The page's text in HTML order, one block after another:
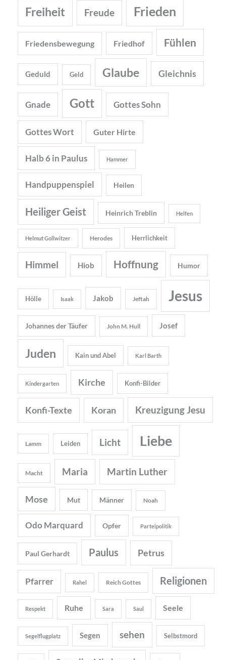
Freiheit Freude Frieden
Friedensbewegung Friedhof Fühlen
Geduld Geld Glaube Gleichnis
Gnade Gott Gottes Sohn
Gottes Wort Guter Hirte
Halb 6 in Paulus Hammer
Handpuppenspiel Heilen
Heiliger Geist Heinrich Treblin Helfen
Helmut Gollwitzer Herodes Herrlichkeit
Himmel Hiob Hoffnung Humor
Hölle Isaak Jakob Jeftah Jesus
Johannes der Täufer John M. Hull Josef
Juden Kain und Abel Karl Barth
Kindergarten Kirche Konfi-Bilder
Konfi-Texte Koran Kreuzigung Jesu
Lamm Leiden Licht Liebe
Macht Maria Martin Luther
Mose Mut Männer Noah
Odo Marquard Opfer Parteipolitik
Paul Gerhardt Paulus Petrus
Pfarrer Rahel Reich Gottes Religionen
Respekt Ruhe Sara Saul Seele
Segelflugplatz Segen sehen Selbstmord